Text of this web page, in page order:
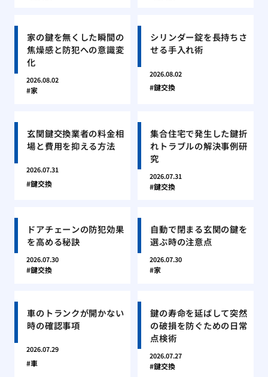
家の鍵を無くした瞬間の
焦燥感と防犯への意識変
化
2026.08.02
家
シリンダー錠を長持ちさ
せる手入れ術
2026.08.02
鍵交換
玄関鍵交換業者の料金相
場と費用を抑える方法
2026.07.31
鍵交換
集合住宅で発生した鍵折
れトラブルの解決事例研
究
2026.07.31
鍵交換
ドアチェーンの防犯効果
を高める秘訣
2026.07.30
鍵交換
自動で閉まる玄関の鍵を
選ぶ時の注意点
2026.07.30
家
車のトランクが開かない
時の確認事項
2026.07.29
車
鍵の寿命を延ばして突然
の破損を防ぐための日常
点検術
2026.07.27
鍵交換